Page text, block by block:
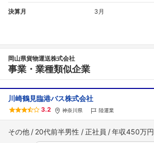
決算月 3月
岡山県貨物運送株式会社
事業・業種類似企業
川崎鶴見臨港バス株式会社
3.2 神奈川県 陸運業
その他 20代前半男性 正社員 年収450万円